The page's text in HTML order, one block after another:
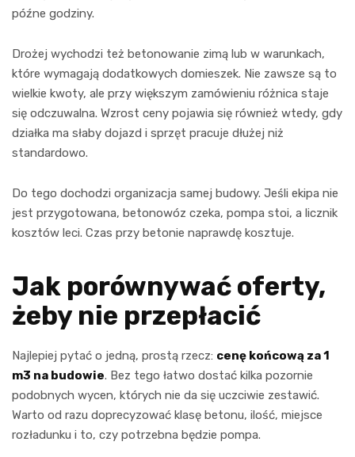
późne godziny.
Drożej wychodzi też betonowanie zimą lub w warunkach,
które wymagają dodatkowych domieszek. Nie zawsze są to
wielkie kwoty, ale przy większym zamówieniu różnica staje
się odczuwalna. Wzrost ceny pojawia się również wtedy, gdy
działka ma słaby dojazd i sprzęt pracuje dłużej niż
standardowo.
Do tego dochodzi organizacja samej budowy. Jeśli ekipa nie
jest przygotowana, betonowóz czeka, pompa stoi, a licznik
kosztów leci. Czas przy betonie naprawdę kosztuje.
Jak porównywać oferty,
żeby nie przepłacić
Najlepiej pytać o jedną, prostą rzecz: cenę końcową za 1
m3 na budowie. Bez tego łatwo dostać kilka pozornie
podobnych wycen, których nie da się uczciwie zestawić.
Warto od razu doprecyzować klasę betonu, ilość, miejsce
rozładunku i to, czy potrzebna będzie pompa.